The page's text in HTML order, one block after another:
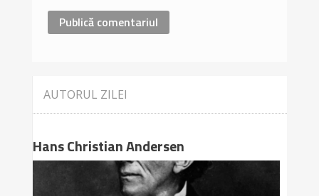
AUTORUL ZILEI
Hans Christian Andersen